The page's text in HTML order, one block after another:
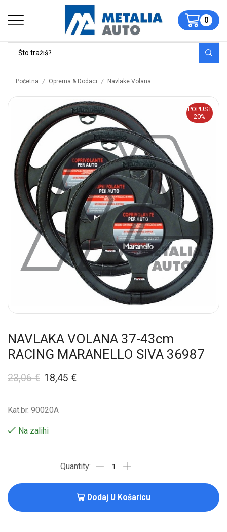
0
Početna / Oprema & Dodaci / Navlake Volana
POPUST
20%
NAVLAKA VOLANA 37-43cm
RACING MARANELLO SIVA 36987
23,06€ 18,45 €
Kat.br. 90020A
Na zalihi
Dodaj U Košaricu